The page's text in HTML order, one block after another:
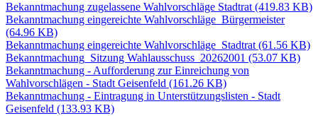
Bekanntmachung zugelassene Wahlvorschläge Stadtrat(419.83 KB)
Bekanntmachung eingereichte Wahlvorschläge_Bürgermeister
(64.96 KB)
Bekanntmachung eingereichte Wahlvorschläge_Stadtrat(61.56 KB)
Bekanntmachung_Sitzung Wahlausschuss_20262001 (53.07 KB)
Bekanntmachung - Aufforderung zur Einreichung von
Wahlvorschlägen - Stadt Geisenfeld (161.26 KB)
Bekanntmachung - Eintragung in Unterstützungslisten - Stadt
Geisenfeld (133.93 KB)